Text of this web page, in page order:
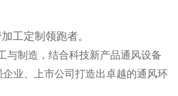
工定制领跑者。
与制造，结合科技新产品通风设备
业、上市公司打造出卓越的通风环